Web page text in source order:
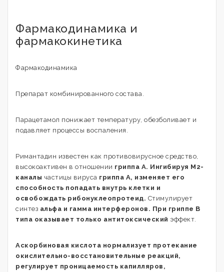
Фармакодинамика и
фармакокинетика
Фармакодинамика
Препарат комбинированного состава.
Парацетамол понижает температуру, обезболивает и
подавляет процессы воспаления.
Римантадин известен как противовирусное средство,
высокоактивен в отношении гриппа А. Ингибируя М2-
каналы частицы вируса гриппа А, изменяет его
способность попадать внутрь клетки и
освобождать рибонуклеопротеид. Стимулирует
синтез альфа и гамма интерферонов. При гриппе B
типа оказывает только антитоксический эффект.
Аскорбиновая кислота нормализует протекание
окислительно-восстановительные реакций,
регулирует проницаемость капилляров,